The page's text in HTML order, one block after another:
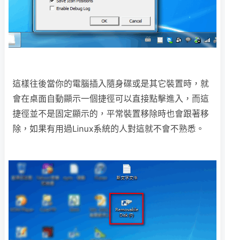
這樣往後當你的電腦插入隨身碟或是其它裝置時，就
會在桌面自動顯示一個捷徑可以直接點擊進入，而這
捷徑並不是固定顯示的，平常裝置移除時也會跟著移
除，如果有用過Linux系統的人對這就不會不熟悉。